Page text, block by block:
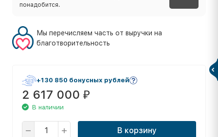
понадобится.
Мы перечисляем часть от выручки на
благотворительность
+130 850 бонусных рублей
2 617 000 ₽
В наличии
В корзину